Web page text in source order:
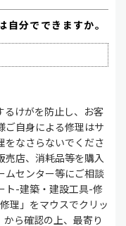
分でできますか。
るけがを防止し、お客
ご自身による修理はサ
をなさらないでくださ
売店、消耗品等を購入
ムセンター等にご相談
ト-建築・建設工具-修
修理」をマウスでクリッ
ら確認の上、最寄り